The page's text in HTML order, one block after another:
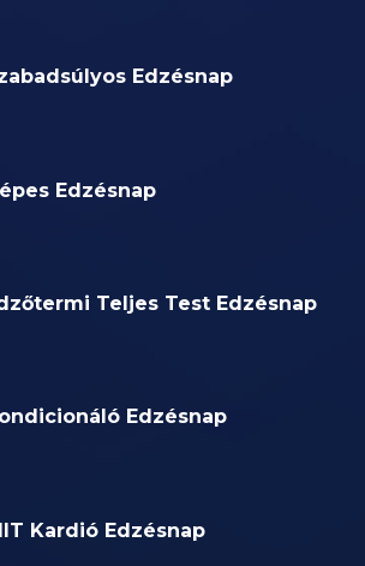
Edzésnap
Edzésnap
Teljes Test Edzésnap
Edzésnap
Kardió Edzésnap